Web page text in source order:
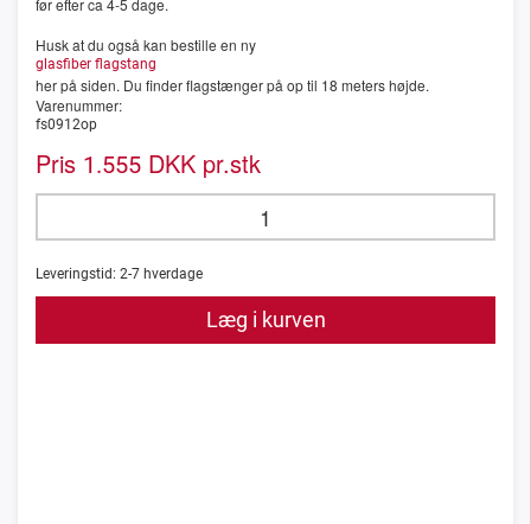
før efter ca 4-5 dage.
Husk at du også kan bestille en ny
glasfiber flagstang
her på siden. Du finder flagstænger på op til 18 meters højde.
Varenummer:
fs0912op
Pris 1.555 DKK pr.stk
Leveringstid: 2-7 hverdage
Læg i kurven